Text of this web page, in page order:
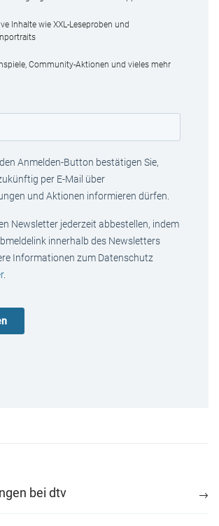
Inhalte wie XXL-Leseproben und
Community-Aktionen und vieles mehr
Anmelden-Button bestätigen Sie,
per E-Mail über
und Aktionen informieren dürfen.
Newsletter jederzeit abbestellen, indem
innerhalb des Newsletters
Informationen zum Datenschutz
.
bei dtv